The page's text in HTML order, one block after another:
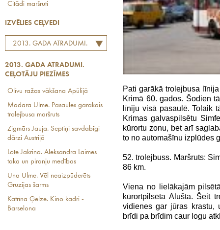
Citādi maršruti
IZVĒLIES CEĻVEDI
2013. GADA ATRADUMI.
2013. GADA ATRADUMI.
CEĻOTĀJU PIEZĪMES
Olīvu ražas vākšana Apūlijā
Madara Ulme. Pasaules garākais
trolejbusa maršruts
Zigmārs Jauja. Septiņi savdabīgi
dārzi Austrijā
Lote Jakrina. Aleksandra Laimes
taka un piranju medības
Una Ulme. Vēl neaizpūderēts
Gruzijas šarms
Katrīna Ģelze. Kino kadri -
Barselona
Pati garākā trolejbusa
Krimā 60. gados. Šodien
līniju visā pasaulē. Tolaik
Krimas galvaspilsētu
kūrortu zonu, bet arī
to no automašīnu izplūdes
52. trolejbuss. Maršruts:
86 km.
Viena no lielākajām
kūrortpilsēta Alušta. Šeit
vidienes gar jūras krastu,
brīdi pa brīdim caur logu